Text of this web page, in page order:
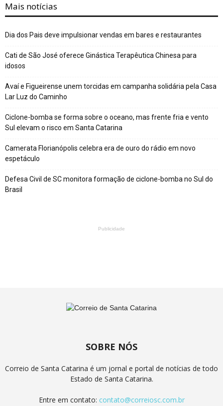
Mais notícias
Dia dos Pais deve impulsionar vendas em bares e restaurantes
Cati de São José oferece Ginástica Terapêutica Chinesa para
idosos
Avaí e Figueirense unem torcidas em campanha solidária pela Casa
Lar Luz do Caminho
Ciclone-bomba se forma sobre o oceano, mas frente fria e vento
Sul elevam o risco em Santa Catarina
Camerata Florianópolis celebra era de ouro do rádio em novo
espetáculo
Defesa Civil de SC monitora formação de ciclone-bomba no Sul do
Brasil
Publicidade
SOBRE NÓS
Correio de Santa Catarina é um jornal e portal de notícias de todo
Estado de Santa Catarina.
Entre em contato: contato@correiosc.com.br